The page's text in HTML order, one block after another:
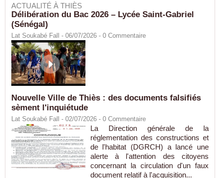
ACTUALITÉ À THIÈS
Délibération du Bac 2026 – Lycée Saint-Gabriel
(Sénégal)
Lat Soukabé Fall - 06/07/2026 - 0 Commentaire
Nouvelle Ville de Thiès : des documents falsifiés
sèment l'inquiétude
Lat Soukabé Fall - 02/07/2026 - 0 Commentaire
La Direction générale de la
réglementation des constructions et
de l'habitat (DGRCH) a lancé une
alerte à l'attention des citoyens
concernant la circulation d'un faux
document relatif à l'acquisition...